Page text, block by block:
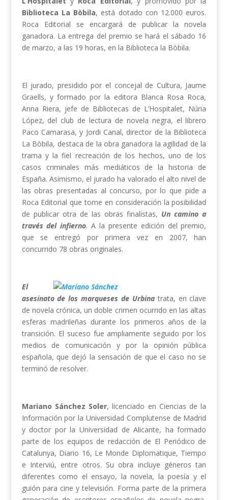
Biblioteca La Bòbila, está dotado con 12.000 euros.
Roca Editorial se encargará de publicar la novela
ganadora. La entrega del premio se hará el sábado 16
de marzo, a las 19 horas, en la Biblioteca la Bòbila.
El jurado, presidido por el concejal de Cultura, Jaume
Graells, y formado por la editora Blanca Rosa Roca,
Anna Riera, jefe de Bibliotecas de L’Hospitalet, Núria
López, del club de lectura de novela negra, el librero
Paco Camarasa, y Jordi Canal, director de la Biblioteca
La Bòbila, destaca de la obra ganadora la agilidad de la
trama y la fiel recreación de los hechos, uno de los
casos criminales más mediáticos de la historia de
España. Asimismo, el jurado ha valorado el alto nivel de
las obras presentadas al concurso, por lo que pide a
Roca Editorial que tome en consideración la posibilidad
de publicar otra de las obras finalistas, Un camino a
través del infierno. A la presente edición del premio,
que se entregó por primera vez en 2007, han
concurrido 78 obras originales.
El
asesinato de los marqueses de Urbinatrata, en clave
de novela crónica, un doble crimen ocurrido en las altas
esferas madrileñas durante los primeros años de la
transición. El suceso fue ampliamente seguido por los
medios de comunicación y por la opinión pública
española, que dejó la sensación de que el caso no se
terminó de resolver.
Mariano Sánchez Soler, licenciado en Ciencias de la
Información por la Universidad Complutense de Madrid
y doctor por la Universidad de Alicante, ha formado
parte de los equipos de redacción de El Periódico de
Catalunya, Diario 16, Le Monde Diplomatique, Tiempo
e Interviú, entre otros. Su obra incluye géneros tan
diferentes como el ensayo, la novela, la poesía y el
guión para cine y televisión. Forma parte de la primera